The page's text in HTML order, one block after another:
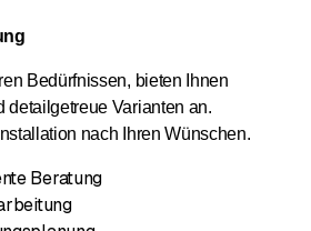
Bedürfnissen, bieten Ihnen
detailgetreue Varianten an.
nach Ihren Wünschen.
Beratung